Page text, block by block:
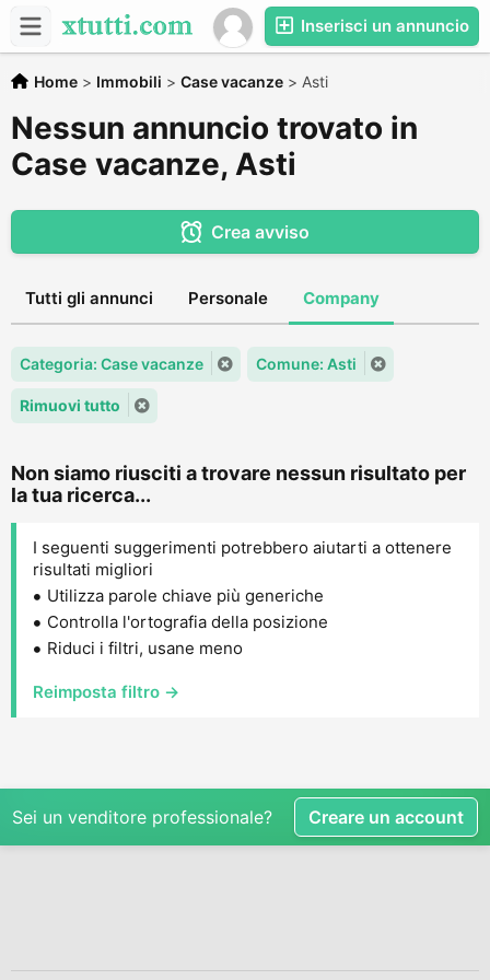
Inserisci un annuncio
Home > Immobili > Case vacanze > Asti
Nessun annuncio trovato in
Case vacanze, Asti
Crea avviso
Tutti gli annunci Personale Company
Categoria: Case vacanze Comune: Asti
Rimuovi tutto
Non siamo riusciti a trovare nessun risultato per
la tua ricerca...
I seguenti suggerimenti potrebbero aiutarti a ottenere
risultati migliori
Utilizza parole chiave più generiche
Controlla l'ortografia della posizione
Riduci i filtri, usane meno
Reimposta filtro →
Sei un venditore professionale? Creare un account